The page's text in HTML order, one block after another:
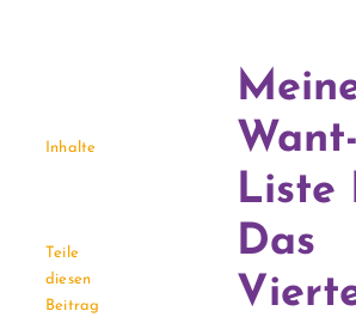
Inhalte
Teile
diesen
Beitrag
Want-
Liste
Das